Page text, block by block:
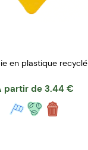
en plastique recyclé
partir de 3.44 €